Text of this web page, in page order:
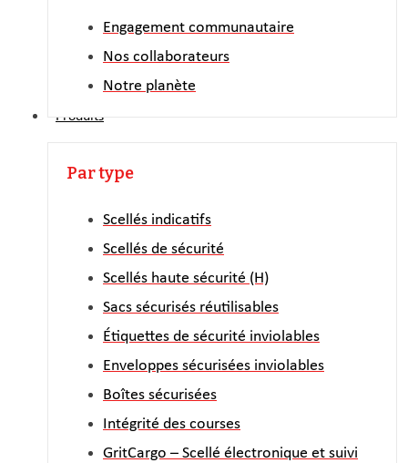
Engagement communautaire
Nos collaborateurs
Notre planète
Produits
Par type
Scellés indicatifs
Scellés de sécurité
Scellés haute sécurité (H)
Sacs sécurisés réutilisables
Étiquettes de sécurité inviolables
Enveloppes sécurisées inviolables
Boîtes sécurisées
Intégrité des courses
GritCargo – Scellé électronique et suivi